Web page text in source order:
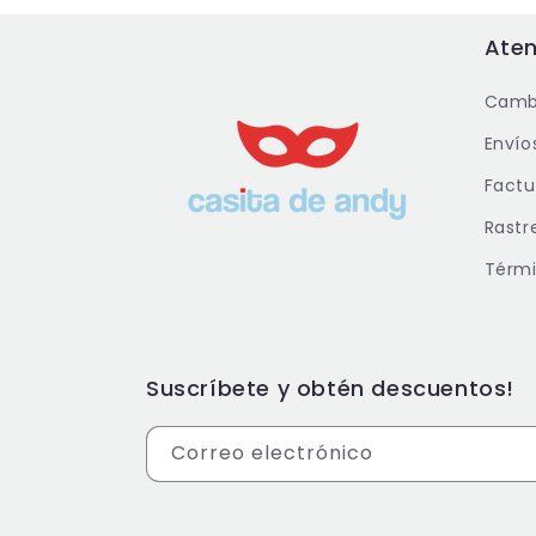
Suscríbete y obtén descuentos!
Correo electrónico